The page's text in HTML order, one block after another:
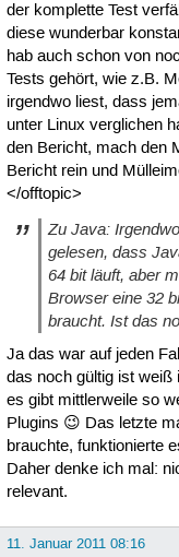
der komplette Test
diese wunderbar
hab auch schon von
Tests gehört, wie z.B.
irgendwo liest, dass
unter Linux verglichen
den Bericht, mach den
Bericht rein und
</offtopic>
Zu Java:
gelesen, dass
64 bit läuft, aber
Browser eine 32
braucht. Ist das
Ja das war auf jeden
das noch gültig ist weiß
es gibt mittlerweile so
Plugins 😉 Das letzte
brauchte, funktionierte
Daher denke ich mal:
relevant.
11. Januar 2011 08:16